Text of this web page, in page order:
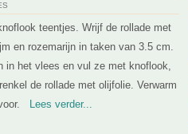
teentjes. Wrijf de rollade met
en rozemarijn in taken van 3.5 cm.
in het vlees en vul ze met knoflook,
de rollade met olijfolie. Verwarm
Lees verder...